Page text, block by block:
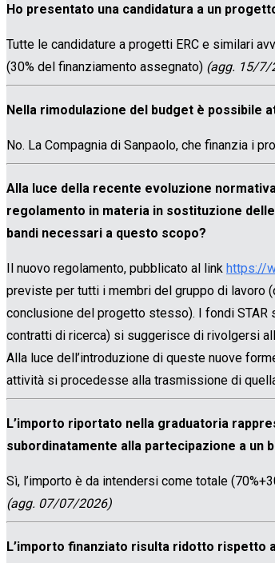
Ho presentato una candidatura a un
Tutte le candidature a progetti ERC e similari
(30% del finanziamento assegnato) (agg. 15/7/
Nella rimodulazione del budget è
No. La Compagnia di Sanpaolo, che finanzia i
Alla luce della recente evoluzione
regolamento in materia in sostituzione
bandi necessari a questo scopo?
Il nuovo regolamento, pubblicato al link https://
previste per tutti i membri del gruppo di lavoro
conclusione del progetto stesso). I fondi
contratti di ricerca) si suggerisce di rivolgersi
Alla luce dell’introduzione di queste nuove
attività si procedesse alla trasmissione di
L’importo riportato nella graduatoria
subordinatamente alla partecipazione a un
Sì, l’importo è da intendersi come totale
(agg. 07/07/2026)
L’importo finanziato risulta ridotto rispetto